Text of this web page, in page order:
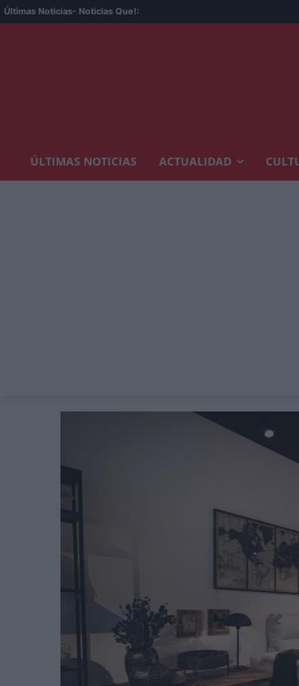
Últimas Noticias- Noticias Que!:
ÚLTIMAS NOTICIAS ACTUALIDAD